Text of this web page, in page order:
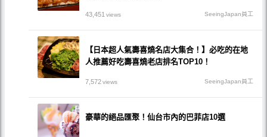
43,451 views SeeingJapan員工
【日本超人氣壽喜燒名店大集合！】必吃的在地
人推薦好吃壽喜燒老店排名TOP10！
7,572views SeeingJapan員工
豪華的絕品匯聚！仙台市內的巴菲店10選